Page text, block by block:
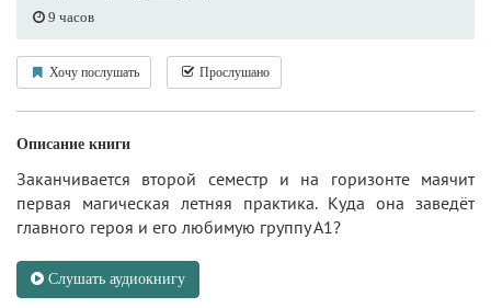
9 часов
Хочу послушать Прослушано
Описание книги
Заканчивается второй семестр и на горизонте маячит
первая магическая летняя практика. Куда она заведёт
главного героя и его любимую группу А1?
Слушать аудиокнигу